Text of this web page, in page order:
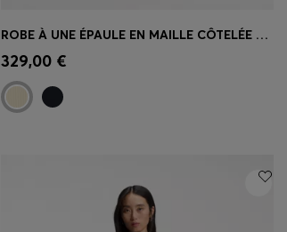
Achat rapide
taille)
ROBE À UNE ÉPAULE EN MAILLE CÔTELÉE AVEC JUPE PLISSÉE
329,00 €